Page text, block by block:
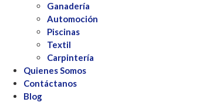
Ganadería
Automoción
Piscinas
Textil
Carpintería
Quienes Somos
Contáctanos
Blog